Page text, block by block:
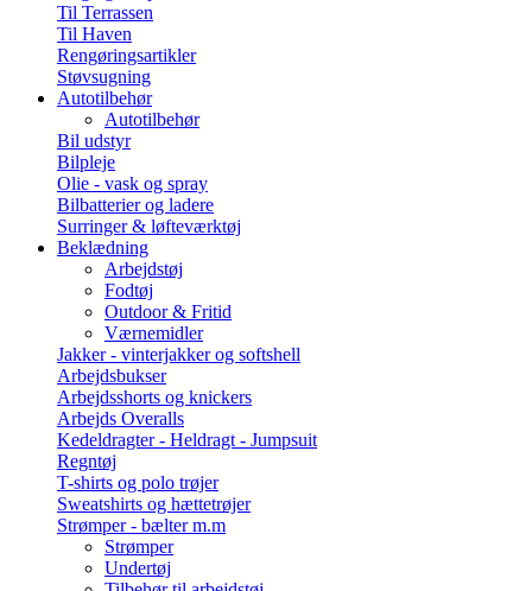
Til Terrassen
Til Haven
Rengøringsartikler
Støvsugning
Autotilbehør
Autotilbehør
Bil udstyr
Bilpleje
Olie - vask og spray
Bilbatterier og ladere
Surringer & løfteværktøj
Beklædning
Arbejdstøj
Fodtøj
Outdoor & Fritid
Værnemidler
Jakker - vinterjakker og softshell
Arbejdsbukser
Arbejdsshorts og knickers
Arbejds Overalls
Kedeldragter - Heldragt - Jumpsuit
Regntøj
T-shirts og polo trøjer
Sweatshirts og hættetrøjer
Strømper - bælter m.m
Strømper
Undertøj